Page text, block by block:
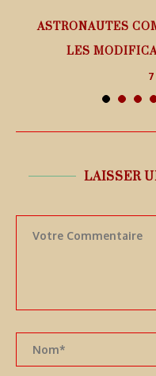
ASTRONAUTES
LES
LAISSER